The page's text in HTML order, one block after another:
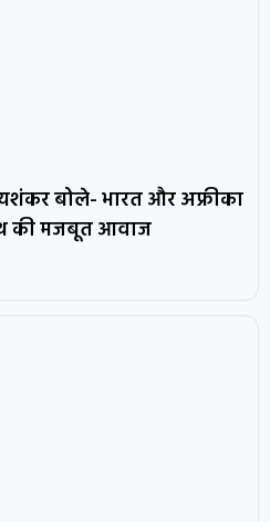
बोले- भारत और अफ्रीका
की मजबूत आवाज